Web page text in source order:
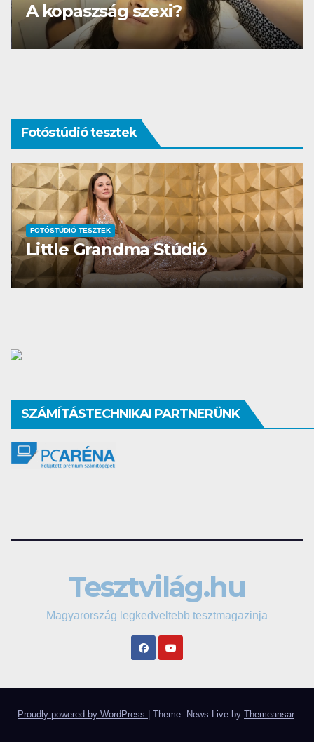
A kopaszság szexi?
Fotóstúdió tesztek
FOTÓSTÚDIÓ TESZTEK
Little Grandma Stúdió
SZÁMÍTÁSTECHNIKAI PARTNERÜNK
Tesztvilág.hu
Magyarország legkedveltebb tesztmagazinja
Proudly powered by WordPress Theme: News Live by Themeansar.